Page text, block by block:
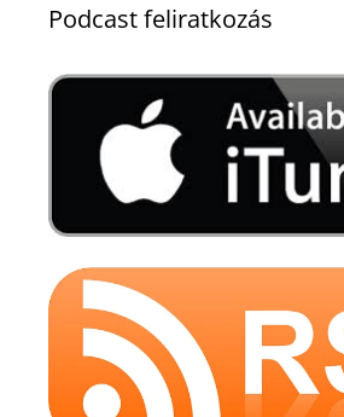
Podcast feliratkozás